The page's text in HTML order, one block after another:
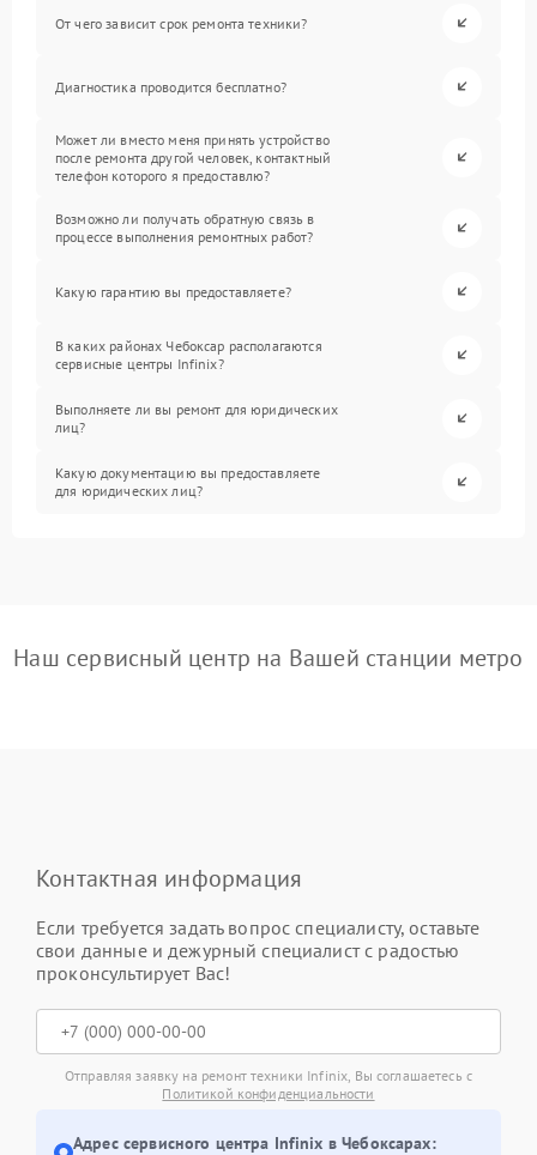
От чего зависит срок ремонта техники?
Диагностика проводится бесплатно?
Может ли вместо меня принять устройство
после ремонта другой человек, контактный
телефон которого я предоставлю?
Возможно ли получать обратную связь в
процессе выполнения ремонтных работ?
Какую гарантию вы предоставляете?
В каких районах Чебоксар располагаются
сервисные центры Infinix?
Выполняете ли вы ремонт для юридических
лиц?
Какую документацию вы предоставляете
для юридических лиц?
Наш сервисный центр на Вашей станции метро
Контактная информация
Если требуется задать вопрос специалисту, оставьте
свои данные и дежурный специалист с радостью
проконсультирует Вас!
Отправляя заявку на ремонт техники Infinix, Вы соглашаетесь с
Политикой конфиденциальности
Адрес сервисного центра Infinix в Чебоксарах: